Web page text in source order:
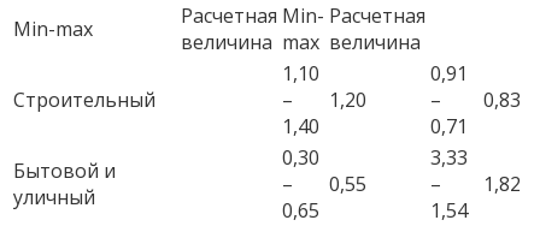
Min-max
Расчетная
величина
Min-
max
Расчетная
величина
Строительный
1,10
–
1,40
1,20
0,91
–
0,71
0,83
Бытовой и
уличный
0,30
–
0,65
0,55
3,33
–
1,54
1,82